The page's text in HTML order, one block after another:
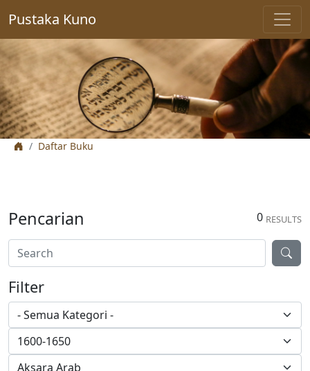
Pustaka Kuno
Daftar Buku
0 RESULTS
Pencarian
Filter